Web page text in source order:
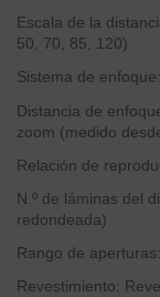
Escala de la
50, 70, 85, 120)
Sistema de
Distancia de
zoom (medido
Relación de
N.º de láminas del
redondeada)
Rango de
Revestimiento: